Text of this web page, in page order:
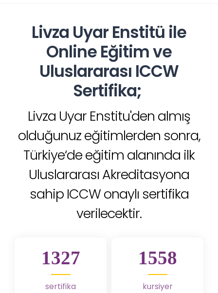
Livza Uyar Enstitü ile
Online Eğitim ve
Uluslararası ICCW
Sertifika;
Livza Uyar Enstitu'den almış
olduğunuz eğitimlerden sonra,
Türkiye‘de eğitim alanında ilk
Uluslararası Akreditasyona
sahip ICCW onaylı sertifika
verilecektir.
1475
sertifika
1731
kursiyer